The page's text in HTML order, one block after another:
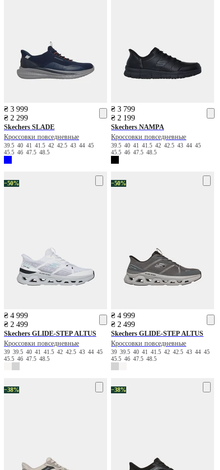
₴ 3 999
₴ 2 299
Skechers SLADE
Кроссовки повседневные
39.5 40 41 41.5 42 42.5 43 44 45
45.5 46 47.5 48.5
₴ 3 799
₴ 2 199
Skechers NAMPA
Кроссовки повседневные
39.5404141.54242.5434445
45.54647.548.5
−50%
₴ 4 999
₴ 2 499
Skechers GLIDE-STEP ALTUS
Кроссовки повседневные
39 39.5 40 41 41.5 42 42.5 43 44 45
45.5 46 47.5 48.5
−50%
₴ 4 999
₴ 2 499
Skechers GLIDE-STEP ALTUS
Кроссовки повседневные
3939.5404141.54242.5434445
45.54647.548.5
−38% −38%